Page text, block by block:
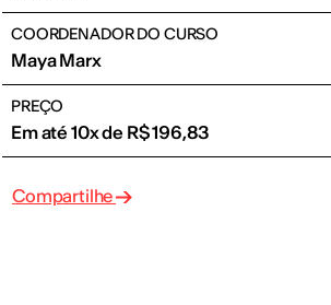
COORDENADOR DO CURSO
Maya Marx
PREÇO
Em até 10x de R$ 196,83
Compartilhe